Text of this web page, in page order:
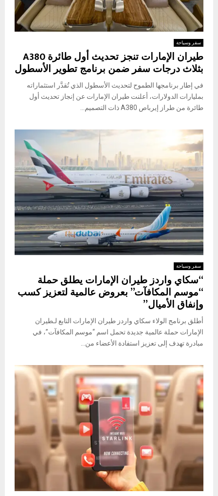
سفر وسياحة
طيران الإمارات تنجز تحديث أول طائرة A380
بثلاث درجات سفر ضمن برنامج تطوير الأسطول
في إطار برنامجها الطموح لتحديث الأسطول الذي تُقدَّر استثماراته
بمليارات الدولارات، أعلنت طيران الإمارات عن إنجاز تحديث أول
طائرة من طراز إيرباص A380 ذات التصميم...
سفر وسياحة
“سكاي واردز طيران الإمارات يطلق حملة
“موسم المكافآت” بعروض عالمية لتعزيز كسب
وإنفاق الأميال”
أطلق برنامج الولاء سكاي واردز طيران الإمارات التابع لـطيران
الإمارات حملة عالمية جديدة تحمل اسم “موسم المكافآت”، في
مبادرة تهدف إلى تعزيز استفادة الأعضاء من...